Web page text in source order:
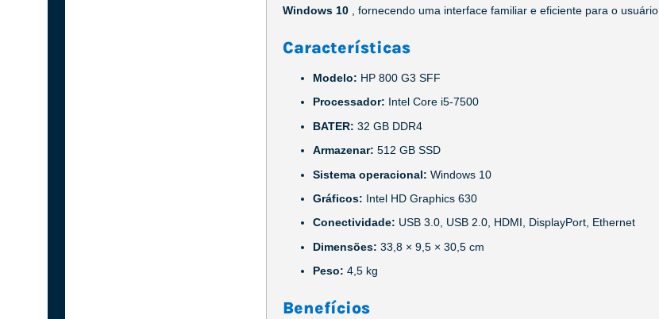
Windows 10
, fornecendo uma interface familiar e eficiente para o usuário.
Características
Modelo: HP 800 G3 SFF
Processador: Intel Core i5-7500
BATER:32 GB DDR4
Armazenar:512 GB SSD
Sistema operacional:Windows 10
Gráficos: Intel HD Graphics 630
Conectividade: USB 3.0, USB 2.0, HDMI, DisplayPort, Ethernet
Dimensões:33,8 × 9,5 × 30,5 cm
Peso:4,5 kg
Benefícios